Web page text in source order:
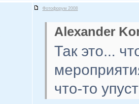
Фотофорум 2008
Alexander
Так это...
что-то